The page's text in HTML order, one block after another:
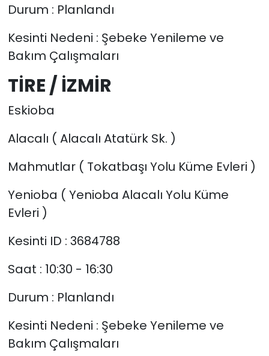
Durum : Planlandı
Kesinti Nedeni : Şebeke Yenileme ve
Bakım Çalışmaları
TİRE / İZMİR
Eskioba
Alacalı ( Alacalı Atatürk Sk. )
Mahmutlar ( Tokatbaşı Yolu Küme Evleri )
Yenioba ( Yenioba Alacalı Yolu Küme
Evleri )
Kesinti ID : 3684788
Saat : 10:30 - 16:30
Durum : Planlandı
Kesinti Nedeni : Şebeke Yenileme ve
Bakım Çalışmaları